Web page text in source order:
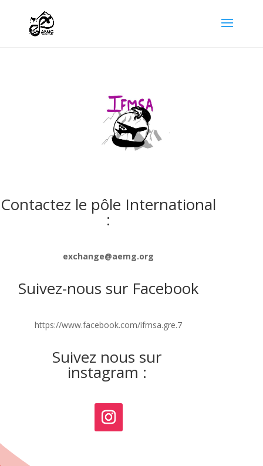
Contactez le pôle International
:
exchange@aemg.org
Suivez-nous sur Facebook
https://www.facebook.com/ifmsa.gre.7
Suivez nous sur
instagram :